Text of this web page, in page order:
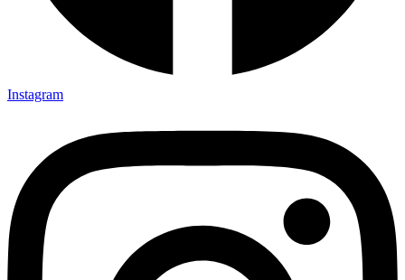
Instagram